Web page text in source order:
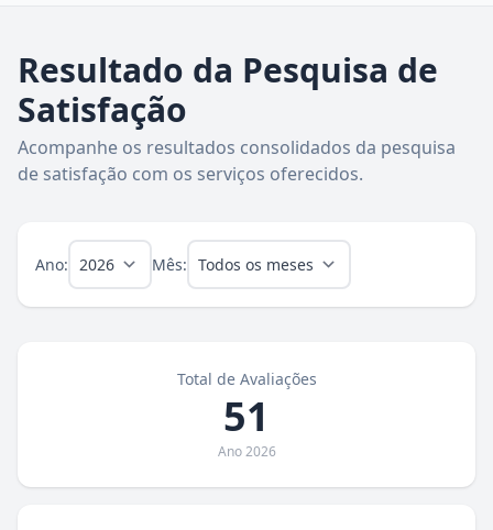
Resultado da Pesquisa de
Satisfação
Acompanhe os resultados consolidados da pesquisa
de satisfação com os serviços oferecidos.
Ano: Mês:
Total de Avaliações
51
Ano 2026